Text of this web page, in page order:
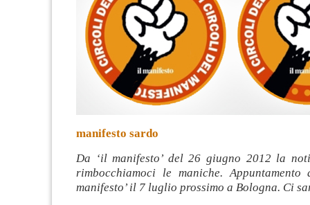
manifesto sardo
Da ‘il manifesto’ del 26 giugno 2012 la
rimbocchiamoci le maniche.
manifesto’ il 7 luglio prossimo a Bologna. Ci